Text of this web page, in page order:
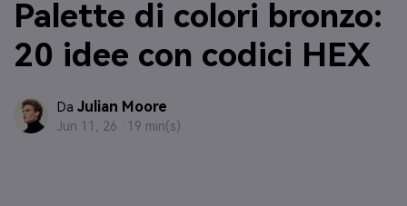
Palette di colori bronzo:
20 idee con codici HEX
Da Julian Moore
Jun 11, 26 · 19 min(s)